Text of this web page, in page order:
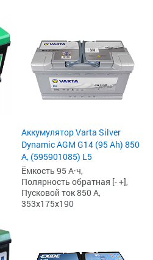
Аккумулятор Varta Silver
Dynamic AGM G14 (95 Ah) 850
А, (595901085) L5
Ёмкость 95 А·ч,
Полярность обратная [- +],
Пусковой ток 850 А,
353x175x190